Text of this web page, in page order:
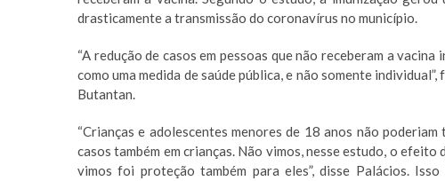
drasticamente a transmissão do coronavírus no município.
“A redução de casos em pessoas que não receberam a
como uma medida de saúde pública, e não somente
Butantan.
“Crianças e adolescentes menores de 18 anos não
casos também em crianças. Não vimos, nesse estudo, o
vimos foi proteção também para eles”, disse Palácios.